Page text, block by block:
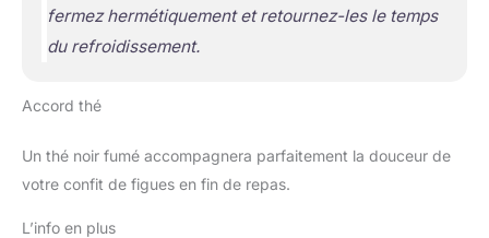
fermez hermétiquement et retournez-les le temps
du refroidissement.
Accord thé
Un thé noir fumé accompagnera parfaitement la douceur de
votre confit de figues en fin de repas.
L’info en plus